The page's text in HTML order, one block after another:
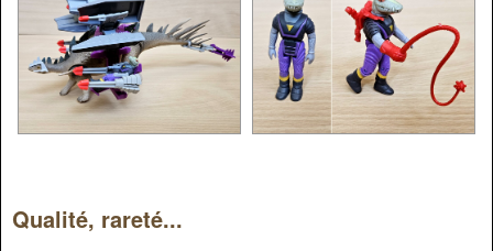
Qualité, rareté...